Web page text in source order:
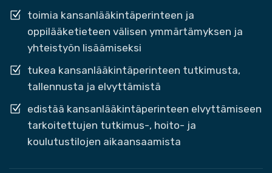
toimia kansanlääkintäperinteen ja
oppilääketieteen välisen ymmärtämyksen ja
yhteistyön lisäämiseksi
tukea kansanlääkintäperinteen tutkimusta,
tallennusta ja elvyttämistä
edistää kansanlääkintäperinteen elvyttämiseen
tarkoitettujen tutkimus-, hoito- ja
koulutustilojen aikaansaamista